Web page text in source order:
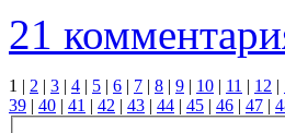
21
1 | 2 | 3 | 4 | 5 | 6 | 7 | 8 | 9 | 10 | 11 | 12 |
39 | 40 | 41 | 42 | 43 | 44 | 45 | 46 | 47 |